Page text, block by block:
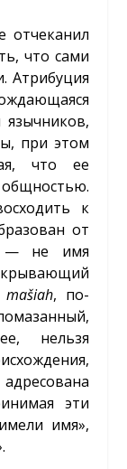
отчеканил
что сами
Атрибуция
при этом
что ее
к
от
— не имя
mašiah, по-
нельзя
эти
имя»,